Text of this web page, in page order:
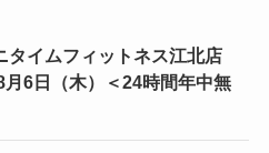
タイムフィットネス江北店
月6日（木）＜24時間年中無